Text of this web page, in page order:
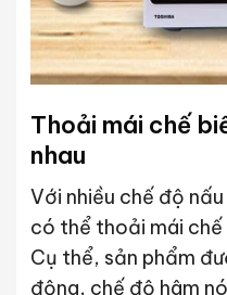
Thoải mái chế
nhau
Với nhiều chế độ
có thể thoải mái chế
Cụ thể, sản phẩm
động, chế độ hâm